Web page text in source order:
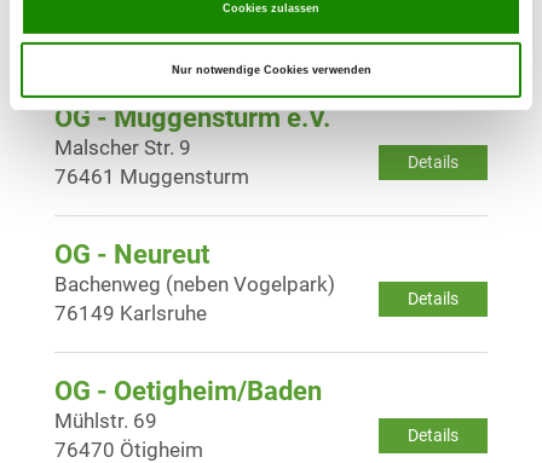
Cookies zulassen
Nur notwendige Cookies verwenden
76287 Rheinstetten
OG - Muggensturm e.V.
Details
Malscher Str. 9
76461 Muggensturm
OG - Neureut
Details
Bachenweg (neben Vogelpark)
76149 Karlsruhe
OG - Oetigheim/Baden
Details
Mühlstr. 69
76470 Ötigheim